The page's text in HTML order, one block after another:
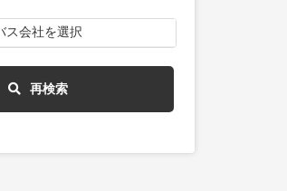
ス会社を選択
再検索